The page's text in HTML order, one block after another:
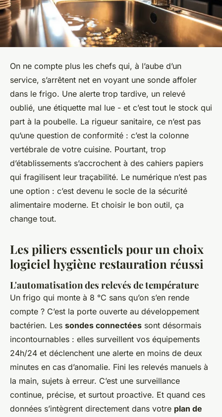
On ne compte plus les chefs qui, à l’aube d’un
service, s’arrêtent net en voyant une sonde affoler
dans le frigo. Une alerte trop tardive, un relevé
oublié, une étiquette mal lue - et c’est tout le stock qui
part à la poubelle. La rigueur sanitaire, ce n’est pas
qu’une question de conformité : c’est la colonne
vertébrale de votre cuisine. Pourtant, trop
d’établissements s’accrochent à des cahiers papiers
qui fragilisent leur traçabilité. Le numérique n’est pas
une option : c’est devenu le socle de la sécurité
alimentaire moderne. Et choisir le bon outil, ça
change tout.
Les piliers essentiels pour un choix
logiciel hygiène restauration réussi
L'automatisation des relevés de température
Un frigo qui monte à 8 °C sans qu’on s’en rende
compte ? C’est la porte ouverte au développement
bactérien. Les sondes connectées sont désormais
incontournables : elles surveillent vos équipements
24h/24 et déclenchent une alerte en moins de deux
minutes en cas d’anomalie. Fini les relevés manuels à
la main, sujets à erreur. C’est une surveillance
continue, précise, et surtout proactive. Et quand ces
données s’intègrent directement dans votre plan de